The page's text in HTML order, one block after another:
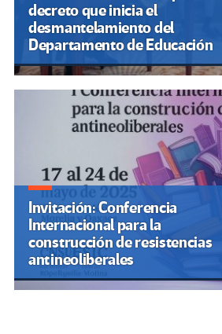
decreto que inicia el
desmantelamiento del
Departamento de Educación
Invitación: Conferencia
Internacional para la
construcción de resistencias
antineoliberales